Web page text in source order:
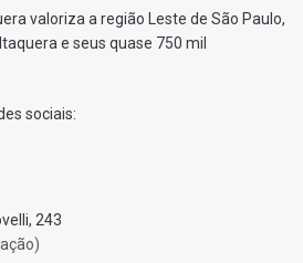
valoriza a região Leste de São Paulo,
e seus quase 750 mil
sociais:
243